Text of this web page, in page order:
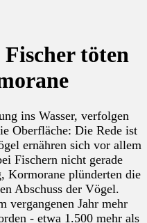
töten
ins Wasser, verfolgen
Oberfläche: Die Rede ist
ernähren sich vor allem
Fischern nicht gerade
Kormorane plünderten die
Abschuss der Vögel.
vergangenen Jahr mehr
- etwa 1.500 mehr als